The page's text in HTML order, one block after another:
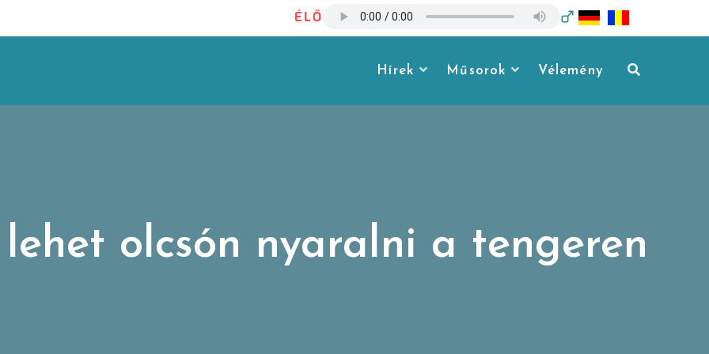
ÉLŐ
Hírek Műsorok Vélemény
olcsón nyaralni a tengeren